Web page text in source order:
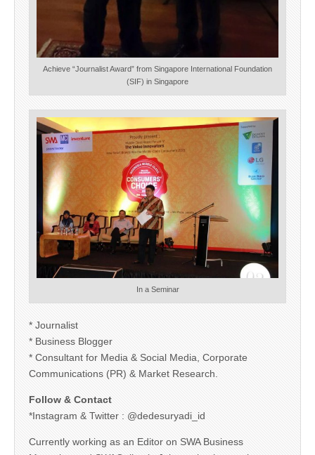
Achieve “Journalist Award” from Singapore International Foundation
(SIF) in Singapore
In a Seminar
* Journalist
* Business Blogger
* Consultant for Media & Social Media, Corporate
Communications (PR) & Market Research.
Follow & Contact
*Instagram & Twitter : @dedesuryadi_id
Currently working as an Editor on SWA Business